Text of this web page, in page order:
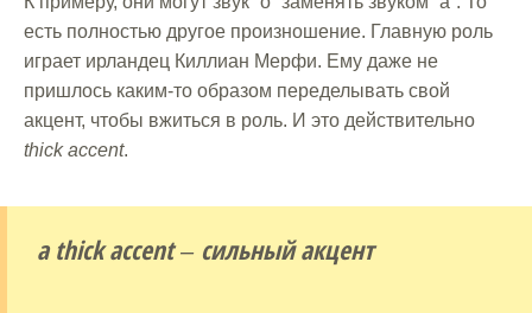
есть полностью другое произношение. Главную роль
играет ирландец Киллиан Мерфи. Ему даже не
пришлось каким-то образом переделывать свой
акцент, чтобы вжиться в роль. И это действительно
thick accent.
a thick accent– сильный акцент